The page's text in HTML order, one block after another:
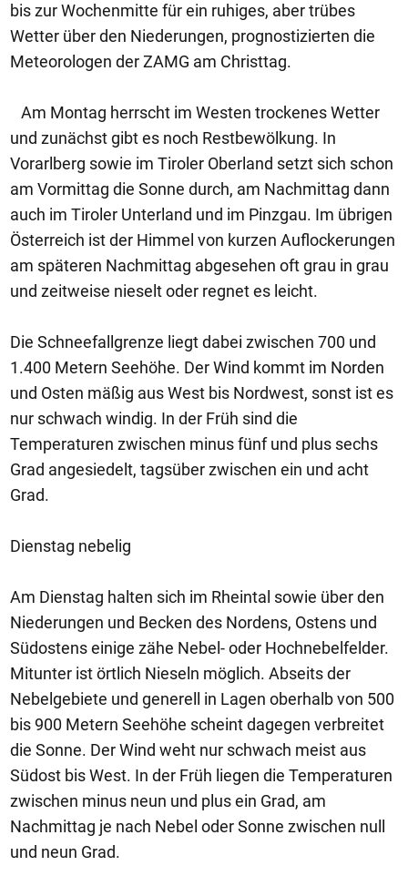
bis zur Wochenmitte für ein ruhiges, aber trübes
Wetter über den Niederungen, prognostizierten die
Meteorologen der ZAMG am Christtag.
Am Montag herrscht im Westen trockenes Wetter
und zunächst gibt es noch Restbewölkung. In
Vorarlberg sowie im Tiroler Oberland setzt sich schon
am Vormittag die Sonne durch, am Nachmittag dann
auch im Tiroler Unterland und im Pinzgau. Im übrigen
Österreich ist der Himmel von kurzen Auflockerungen
am späteren Nachmittag abgesehen oft grau in grau
und zeitweise nieselt oder regnet es leicht.
Die Schneefallgrenze liegt dabei zwischen 700 und
1.400 Metern Seehöhe. Der Wind kommt im Norden
und Osten mäßig aus West bis Nordwest, sonst ist es
nur schwach windig. In der Früh sind die
Temperaturen zwischen minus fünf und plus sechs
Grad angesiedelt, tagsüber zwischen ein und acht
Grad.
Dienstag nebelig
Am Dienstag halten sich im Rheintal sowie über den
Niederungen und Becken des Nordens, Ostens und
Südostens einige zähe Nebel- oder Hochnebelfelder.
Mitunter ist örtlich Nieseln möglich. Abseits der
Nebelgebiete und generell in Lagen oberhalb von 500
bis 900 Metern Seehöhe scheint dagegen verbreitet
die Sonne. Der Wind weht nur schwach meist aus
Südost bis West. In der Früh liegen die Temperaturen
zwischen minus neun und plus ein Grad, am
Nachmittag je nach Nebel oder Sonne zwischen null
und neun Grad.